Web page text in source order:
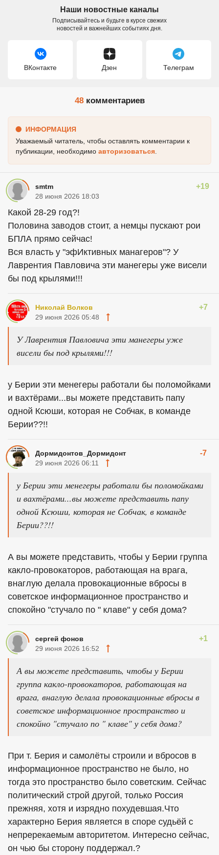
Наши новостные каналы
Подписывайтесь и будьте в курсе свежих
новостей и важнейших событиях дня.
ВКонтакте Дзен Телеграм
48комментариев
ИНФОРМАЦИЯ
Уважаемый читатель, чтобы оставлять комментарии к
публикации, необходимо авторизоваться
smtm +19
28 июня 2026 18:03
Какой 28-29 год?!
Половина заводов стоит, а немцы пускают рои
БПЛА прямо сейчас!
Вся власть у "эфИктивных манагеров"? У
Лаврентия Павловича эти манегеры уже висели
бы под крылями!!!
Николай Волков +7
29 июня 2026 05:48
У Лаврентия Павловича эти манегеры уже
висели бы под крылями!!!
у Берии эти менегеры работали бы поломойками
и вахтёрами...вы можете представить папу
одной Ксюши, которая не Собчак, в команде
Берии??!!
Дормидонтов_Дормидонт -7
29 июня 2026 06:11
у Берии эти менегеры работали бы поломойками
и вахтёрами...вы можете представить папу
одной Ксюши, которая не Собчак, в команде
Берии??!!
А вы можете представить, чтобы у Берии группа
какло-провокаторов, работающая на врага,
внаглую делала провокационные вбросы в
советское информационное пространство и
спокойно "стучало по " клаве" у себя дома?
сергей фонов +1
29 июня 2026 16:52
А вы можете представить, чтобы у Берии
группа какло-провокаторов, работающая на
врага, внаглую делала провокационные вбросы в
советское информационное пространство и
спокойно "стучало по " клаве" у себя дома?
При т. Берия и самолёты строили и вбросов в
информационное пространство не было, но
тогда это пространство было советским. Сейчас
политический строй другой, только Россия
прежняя, хотя и изрядно похудевшая.Что
характерно Берия является в споре судьёй с
непререкаемым авторитетом. Интересно сейчас,
он чью бы сторону поддержал.?